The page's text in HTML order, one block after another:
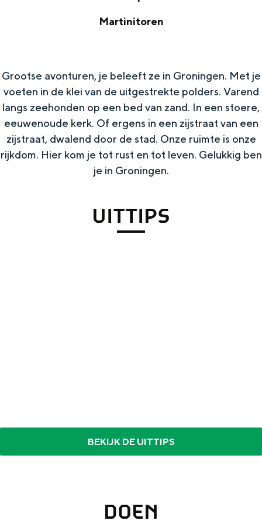
p
t
i
p
s
Martinitoren
r
t
i
n
i
Grootse avonturen, je beleeft ze in Groningen. Met je
voeten in de klei van de uitgestrekte polders. Varend
langs zeehonden op een bed van zand. In een stoere,
eeuwenoude kerk. Of ergens in een zijstraat van een
zijstraat, dwalend door de stad. Onze ruimte is onze
rijkdom. Hier kom je tot rust en tot leven. Gelukkig ben
je in Groningen.
UITTIPS
BEKIJK DE UITTIPS
DOEN